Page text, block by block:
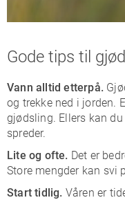
Gode tips til
Vann alltid etterpå.
og trekke ned i jorden.
gjødsling. Ellers kan
spreder.
Lite og ofte. Det er
Store mengder kan svi
Start tidlig. Våren er